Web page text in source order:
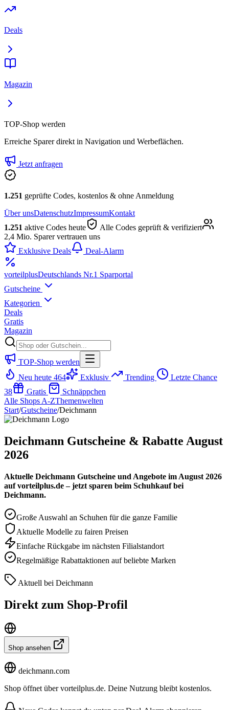
Deals
Magazin
TOP-Shop werden
Erreiche Sparer direkt in Navigation und Werbeflächen.
Jetzt anfragen
1.251 geprüfte Codes, kostenlos & ohne Anmeldung
Über unsDatenschutzImpressumKontakt
1.251 aktive Codes heute
Alle Codes geprüft & verifiziert
2,4 Mio. Sparer vertrauen uns
Exklusive Deals
Deal-Alarm
vorteilplusDeutschlands Nr.1 Sparportal
Gutscheine
Kategorien
Deals
Gratis
Magazin
TOP-Shop werden
Neu heute 464 Exklusiv Trending
Letzte Chance
38
Gratis
Schnäppchen
Alle Shops A-ZThemenwelten
Start/Gutscheine/Deichmann
Deichmann Gutscheine & Rabatte August
2026
Aktuelle Deichmann Gutscheine und Angebote im August 2026
auf vorteilplus.de – jetzt sparen beim Schuhkauf bei
Deichmann.
Große Auswahl an Schuhen für die ganze Familie
Aktuelle Modelle zu fairen Preisen
Einfache Rückgabe im nächsten Filialstandort
Regelmäßige Rabattaktionen auf beliebte Marken
Aktuell bei Deichmann
Direkt zum Shop-Profil
Shop ansehen
deichmann.com
Shop öffnet über vorteilplus.de. Deine Nutzung bleibt kostenlos.